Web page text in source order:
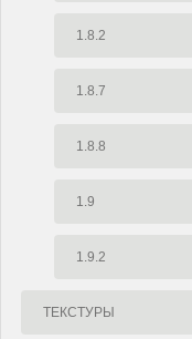
1.8.2
1.8.7
1.8.8
1.9
1.9.2
ТЕКСТУРЫ